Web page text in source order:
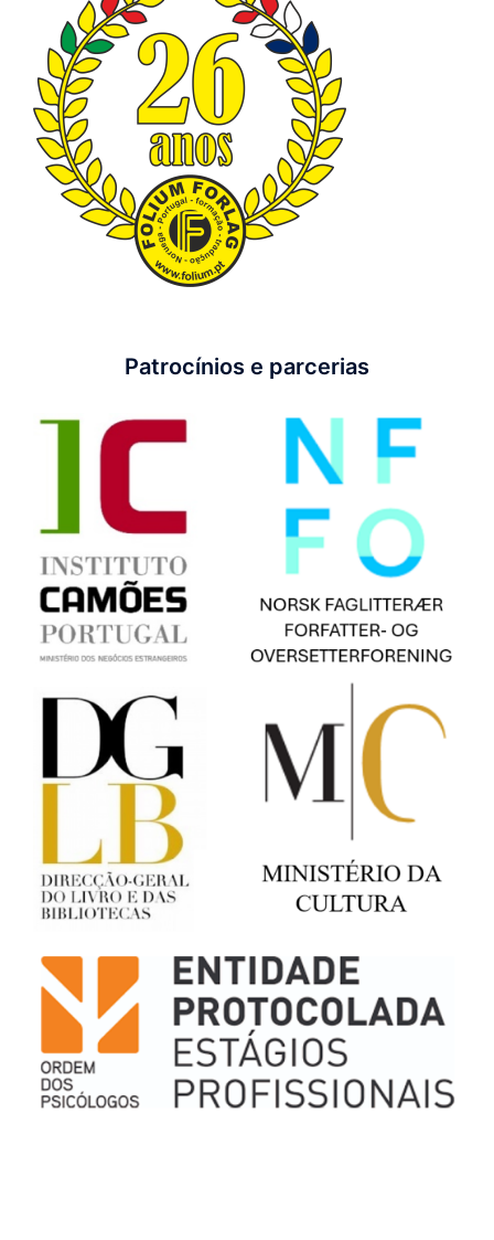
Patrocínios e parcerias